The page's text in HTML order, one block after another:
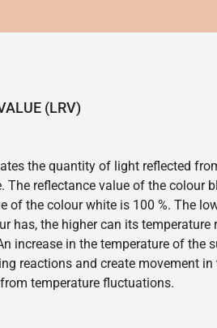
(LRV)
the quantity of light reflected
The reflectance value of the colour
of the colour white is 100 %. The
has, the higher can its temperature
increase in the temperature of the
reactions and create movement in
temperature fluctuations.